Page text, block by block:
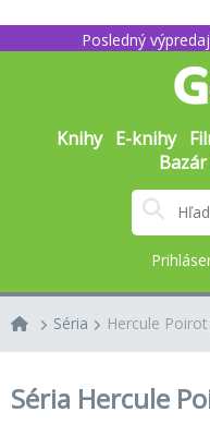
Posledný
Knihy E-knihy
Séria Hercule Poirot
Séria Hercule